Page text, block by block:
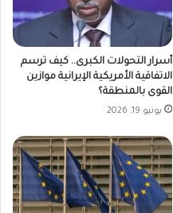
أسرار التحولات الكبرى.. كيف ترسم
الاتفاقية الأمريكية الإيرانية موازين
القوى بالمنطقة؟
يونيو 19, 2026